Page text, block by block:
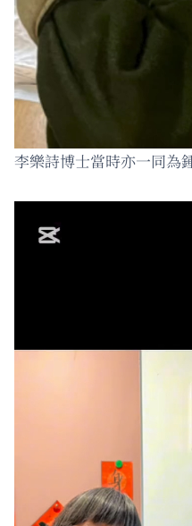
李樂詩博士當時亦一同為